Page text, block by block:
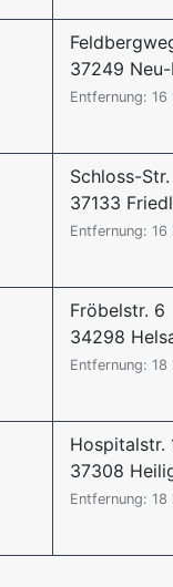
37249
Entfernung: 16
Schloss-Str.
37133
Entfernung: 16
Fröbelstr. 6
34298
Entfernung: 18
Hospitalstr.
37308
Entfernung: 18